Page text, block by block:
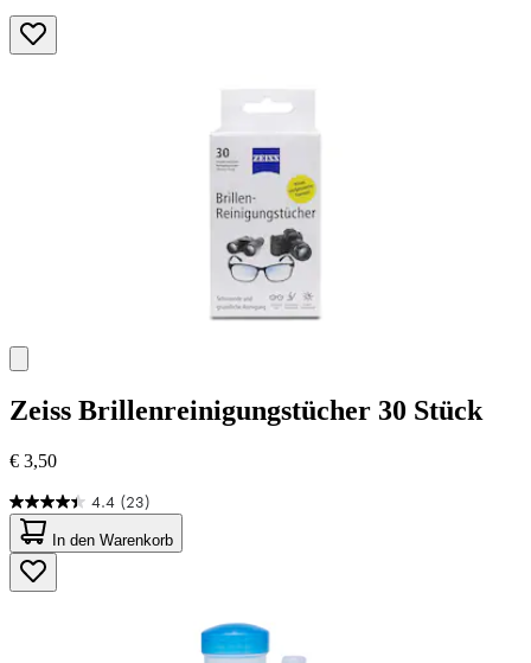
Zeiss Brillenreinigungstücher 30 Stück
€ 3,50
4.4 (23)
4.4
von
5
Sternen.
23
In den Warenkorb